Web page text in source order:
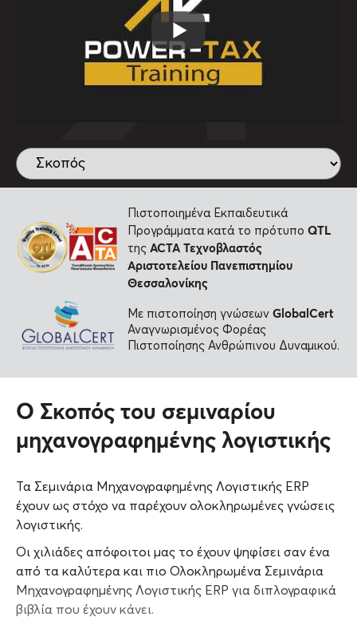
Πιστοποιημένα Εκπαιδευτικά
Προγράμματα κατά το πρότυπο QTL
της ACTAΤεχνοβλαστός
Αριστοτελείου Πανεπιστημίου
Θεσσαλονίκης
Με πιστοποίηση γνώσεων GlobalCert
Αναγνωρισμένος Φορέας
Πιστοποίησης Ανθρώπινου Δυναμικού.
Ο Σκοπός του σεμιναρίου
μηχανογραφημένης λογιστικής
Τα Σεμινάρια Μηχανογραφημένης Λογιστικής ERP
έχουν ως στόχο να παρέχουν ολοκληρωμένες γνώσεις
λογιστικής.
Οι χιλιάδες απόφοιτοι μας το έχουν ψηφίσει σαν ένα
από τα καλύτερα και πιο Ολοκληρωμένα Σεμινάρια
Μηχανογραφημένης Λογιστικής ERP για διπλογραφικά
βιβλία που έχουν κάνει.